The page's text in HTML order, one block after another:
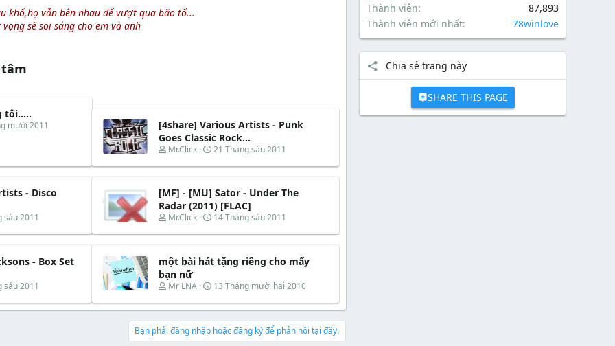
khổ,họ vẫn bên nhau để vượt qua bão tố...
sẽ soi sáng cho em và anh
tôi.....
mười 2011
[4share] Various Artists - Punk
Goes Classic Rock...
T
r
a
d
s
a
t
e
r
Mr.Click
N
à
b
ắ
t
ầ
21 Tháng sáu 2011
- Disco
sáu 2011
[MF] - [MU] Sator - Under The
Radar (2011) [FLAC]
T
r
a
d
s
a
e
Mr.Click
N
à
b
t
ầ
14 Tháng sáu 2011
- Box Set
sáu 2011
một bài hát tặng riêng cho mấy
bạn nữ
T
r
a
d
Mr LNA
N
à
b
ắ
13 Tháng mười hai 2010
Bạn phải đăng nhập hoặc đăng ký để phản hồi tại đây.
Thành viên
87,893
Thành viên mới nhất
78winlove
Chia sẻ trang này
SHARE THIS PAGE